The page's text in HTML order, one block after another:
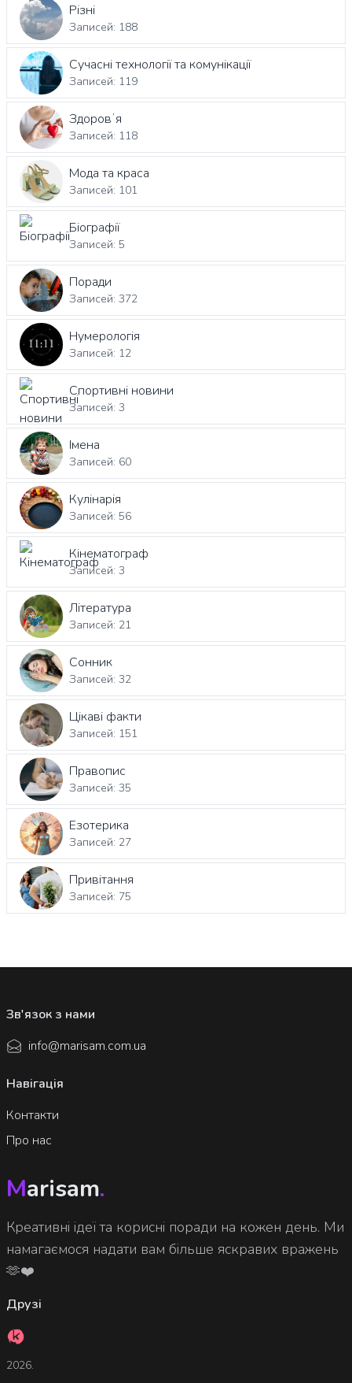
Різні
Записей: 188
Сучасні технології та комунікації
Записей: 119
Здоровʼя
Записей: 118
Мода та краса
Записей: 101
Біографії
Записей: 5
Поради
Записей: 372
Нумерологія
Записей: 12
Спортивні новини
Записей: 3
Імена
Записей: 60
Кулінарія
Записей: 56
Кінематограф
Записей: 3
Література
Записей: 21
Сонник
Записей: 32
Цікаві факти
Записей: 151
Правопис
Записей: 35
Езотерика
Записей: 27
Привітання
Записей: 75
Marisam.
Креативні ідеї та корисні поради на кожен день. Ми
намагаємося надати вам більше яскравих вражень
🫶❤️
Друзі
2026.
Навігація
Контакти
Про нас
Зв'язок з нами
info@marisam.com.ua